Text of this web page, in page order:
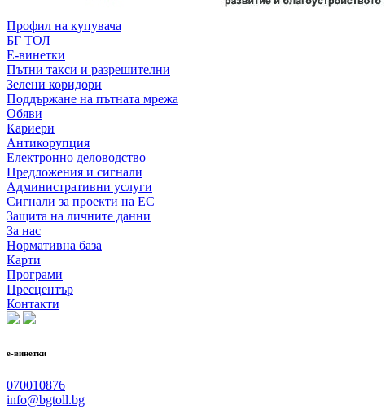
Профил на купувача
БГ ТОЛ
Е-винетки
Пътни такси и разрешителни
Зелени коридори
Поддържане на пътната мрежа
Обяви
Кариери
Антикорупция
Електронно деловодство
Предложения и сигнали
Административни услуги
Сигнали за проекти на ЕС
Защита на личните данни
За нас
Нормативна база
Карти
Програми
Пресцентър
Контакти
е-винетки
070010876
info@bgtoll.bg